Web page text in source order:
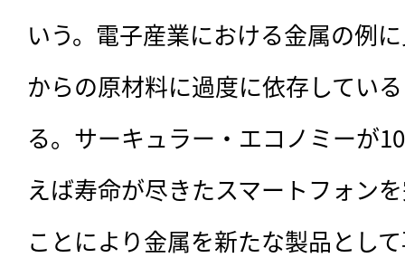
いう。電子産業における金属の例
からの原材料に過度に依存してい
る。サーキュラー・エコノミーが
えば寿命が尽きたスマートフォン
ことにより金属を新たな製品とし